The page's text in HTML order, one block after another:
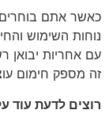
כאשר אתם
נוחות השימוש
עם אחריות יבואן
זה מספק חימום
רוצים לדעת עוד